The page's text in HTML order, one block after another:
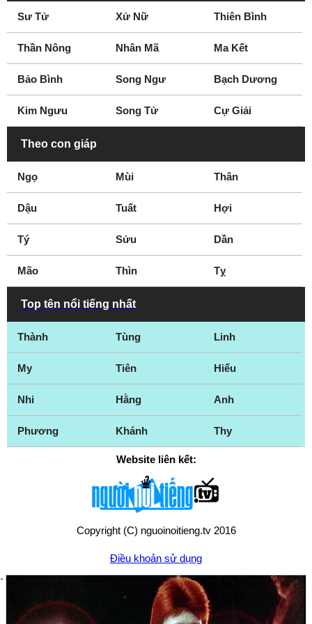
Cao Bằng
Đắk Nông
Điện Biên
Đồng Nai
Đồng Tháp
Gia Lai
Hà Giang
Hà Nam
Sư Tử Xử Nữ Thiên Bình
Thần Nông Nhân Mã Ma Kết
Bảo Bình Song Ngư Bạch Dương
Kim Ngưu Song Tử Cự Giải
Theo con giáp
Ngọ Mùi Thân
Dậu Tuất Hợi
Tý Sửu Dần
Mão Thìn Tỵ
Top tên nổi tiếng nhất
Thành Tùng Linh
My Tiên Hiếu
Nhi Hằng Anh
Phương Khánh Thy
Website liên kết:
Copyright (C) nguoinoitieng.tv 2016
Điều khoản sử dụng